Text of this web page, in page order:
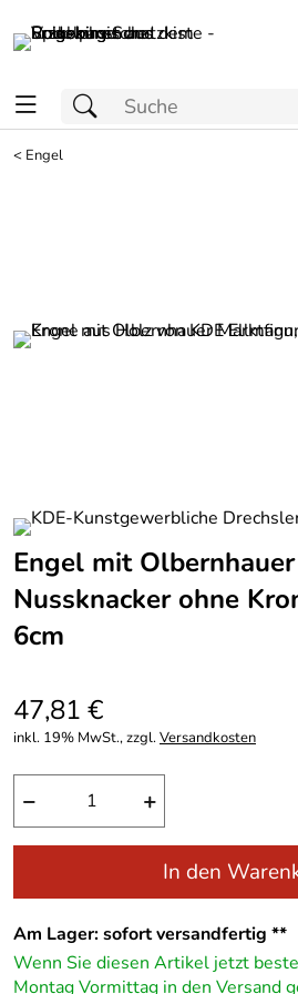
< Engel
Engel mit
Nussknacker ohne
6cm
47,81 €
inkl. 19% MwSt., zzgl.Versandkosten
− +
In den
Am Lager: sofort versandfertig **
Wenn Sie diesen Artikel jetzt
Montag Vormittag in den Versand